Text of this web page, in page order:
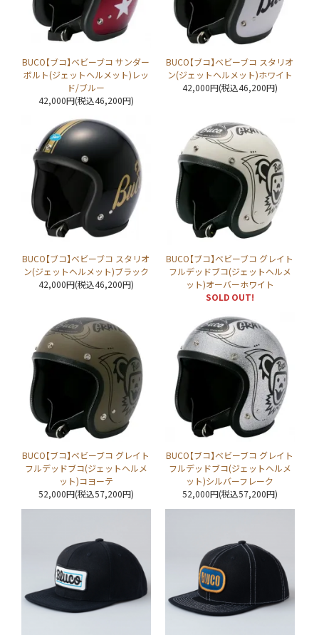
BUCO【ブコ】ベビーブコ サンダー
ボルト(ジェットヘルメット)レッ
ド/ブルー
42,000円(税込46,200円)
BUCO【ブコ】ベビーブコ スタリオ
ン(ジェットヘルメット)ホワイト
42,000円(税込46,200円)
BUCO【ブコ】ベビーブコ スタリオ
ン(ジェットヘルメット)ブラック
42,000円(税込46,200円)
BUCO【ブコ】ベビーブコ グレイト
フルデッドブコ(ジェットヘルメ
ット)オーバーホワイト
SOLD OUT!
BUCO【ブコ】ベビーブコ グレイト
フルデッドブコ(ジェットヘルメ
ット)コヨーテ
52,000円(税込57,200円)
BUCO【ブコ】ベビーブコ グレイト
フルデッドブコ(ジェットヘルメ
ット)シルバーフレーク
52,000円(税込57,200円)